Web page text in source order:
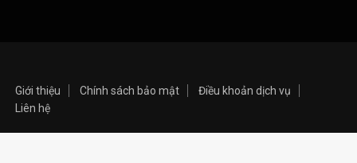
Giới thiệu Chính sách bảo mật
Điều khoản dịch vụ
Liên hệ